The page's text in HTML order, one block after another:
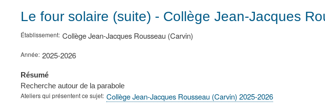
d'Ariane
Le four solaire (suite) - Collège Jean-Jacques
Établissement Collège Jean-Jacques Rousseau (Carvin)
Année 2025-2026
Résumé
Recherche autour de la parabole
Ateliers qui présentent ce sujet Collège Jean-Jacques Rousseau (Carvin) 2025-2026